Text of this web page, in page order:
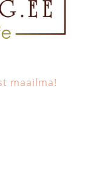
maailma!